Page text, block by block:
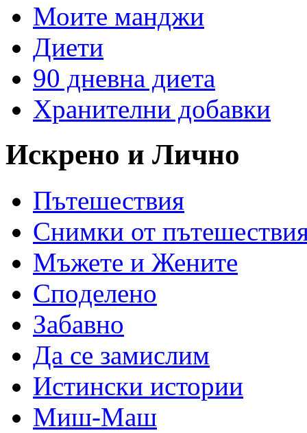
Моите манджи
Диети
90 дневна диета
Хранителни добавки
Искрено и Лично
Пътешествия
Снимки от
Мъжете и Жените
Спoделено
Забавно
Да се замислим
Истински истории
Миш-Маш